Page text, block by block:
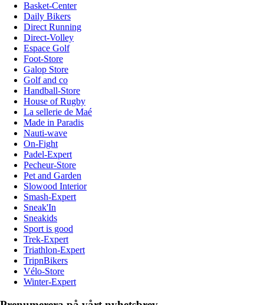
Basket-Center
Daily Bikers
Direct Running
Direct-Volley
Espace Golf
Foot-Store
Galop Store
Golf and co
Handball-Store
House of Rugby
La sellerie de Maé
Made in Paradis
Nauti-wave
On-Fight
Padel-Expert
Pecheur-Store
Pet and Garden
Slowood Interior
Smash-Expert
Sneak'In
Sneakids
Sport is good
Trek-Expert
Triathlon-Expert
TripnBikers
Vélo-Store
Winter-Expert